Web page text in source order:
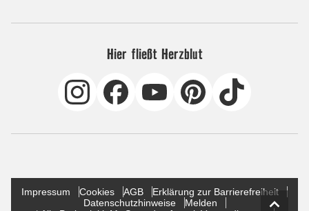
Hier fließt Herzblut
Impressum Cookies AGB
Erklärung zur Barrierefreiheit
Datenschutzhinweise
Melden